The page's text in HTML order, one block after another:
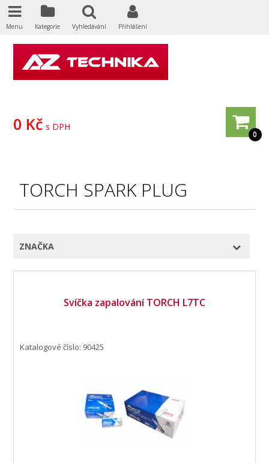
0
0 Kč s DPH
TORCH SPARK PLUG
ZNAČKA
Svíčka zapalování TORCH L7TC
Katalogové číslo: 90425
Menu Kategorie Vyhledávání Přihlášení